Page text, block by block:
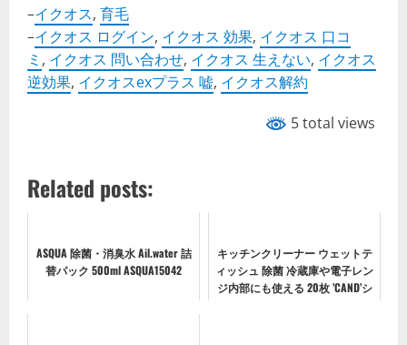
–イクオス, 育毛
–イクオス ログイン, イクオス 効果, イクオス 口コ
ミ , イクオス 問い合わせ, イクオス 生えない, イクオス
逆効果, イクオスexプラス 嘘, イクオス解約
5 total views
Related posts:
ASQUA 除菌・消臭水 Ail.water 詰
替パック 500ml ASQUA15042
キッチンクリーナー ウェットテ
ィッシュ 除菌 冷蔵庫や電子レン
ジ内部にも使える 20枚 ’CAND’シ